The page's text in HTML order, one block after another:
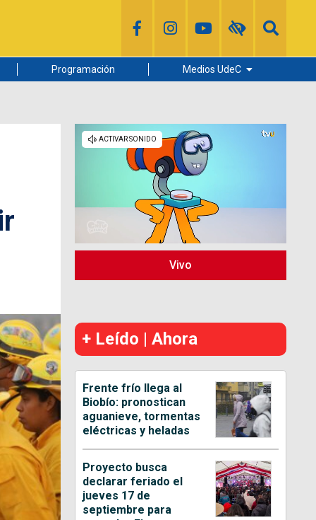
Programación Medios UdeC
Radio UdeC
Noticias UdeC
La Discusión
Vivo
+ Leído | Ahora
Frente frío llega al
Biobío: pronostican
aguanieve, tormentas
eléctricas y heladas
Proyecto busca
declarar feriado el
jueves 17 de
septiembre para